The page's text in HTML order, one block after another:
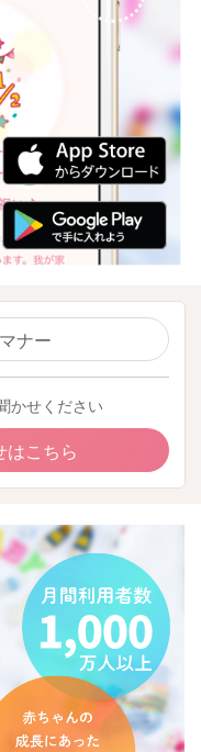
ナー
かせください
はこちら